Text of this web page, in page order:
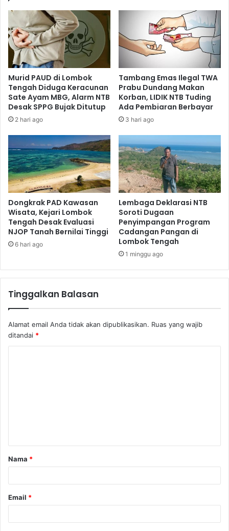
Murid PAUD di Lombok
Tengah Diduga Keracunan
Sate Ayam MBG, Alarm NTB
Desak SPPG Bujak Ditutup
2 hari ago
Tambang Emas Ilegal TWA
Prabu Dundang Makan
Korban, LIDIK NTB Tuding
Ada Pembiaran Berbayar
3 hari ago
Dongkrak PAD Kawasan
Wisata, Kejari Lombok
Tengah Desak Evaluasi
NJOP Tanah Bernilai Tinggi
6 hari ago
Lembaga Deklarasi NTB
Soroti Dugaan
Penyimpangan Program
Cadangan Pangan di
Lombok Tengah
1 minggu ago
Tinggalkan Balasan
Alamat email Anda tidak akan dipublikasikan. Ruas yang wajib
ditandai *
a
r
Nama *
Email *